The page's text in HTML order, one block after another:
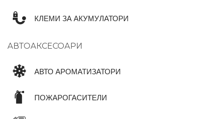
КЛЕМИ ЗА АКУМУЛАТОРИ
АВТОАКСЕСОАРИ
АВТО АРОМАТИЗАТОРИ
ПОЖАРОГАСИТЕЛИ